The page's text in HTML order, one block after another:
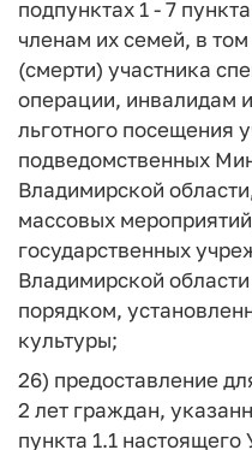
подпунктах 1 - 7
членам их семей, в
(смерти) участника
операции, инвалидам
льготного посещения
подведомственных
Владимирской
массовых
государственных
Владимирской области
порядком,
культуры;
26) предоставление
2 лет граждан,
пункта 1.1